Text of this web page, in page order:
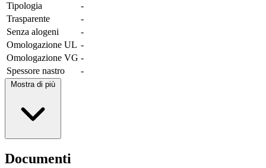
Tipologia
-
Trasparente
-
Senza alogeni
-
Omologazione UL -
Omologazione VG -
Spessore nastro
-
Mostra di più
Documenti